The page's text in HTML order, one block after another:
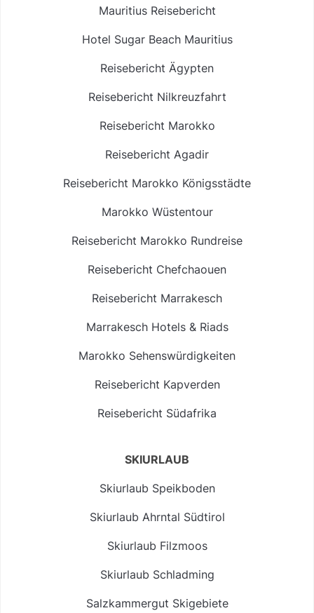
Mauritius Reisebericht
Hotel Sugar Beach Mauritius
Reisebericht Ägypten
Reisebericht Nilkreuzfahrt
Reisebericht Marokko
Reisebericht Agadir
Reisebericht Marokko Königsstädte
Marokko Wüstentour
Reisebericht Marokko Rundreise
Reisebericht Chefchaouen
Reisebericht Marrakesch
Marrakesch Hotels & Riads
Marokko Sehenswürdigkeiten
Reisebericht Kapverden
Reisebericht Südafrika
SKIURLAUB
Skiurlaub Speikboden
Skiurlaub Ahrntal Südtirol
Skiurlaub Filzmoos
Skiurlaub Schladming
Salzkammergut Skigebiete